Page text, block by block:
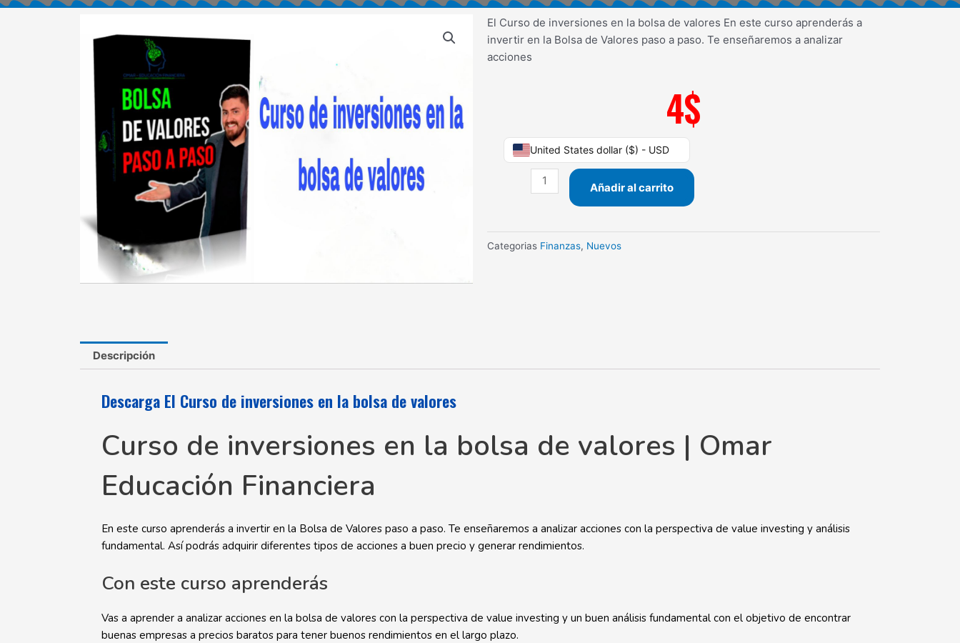
El Curso de inversiones en la bolsa de valores En este curso aprenderás a
invertir en la Bolsa de Valores paso a paso. Te enseñaremos a analizar
acciones
4$
United States dollar ($) - USD
Curso
de
inversiones
bolsa
de
Añadir al carrito
Categorias Finanzas, Nuevos
Descripción
Descarga El Curso de inversiones en la bolsa de valores
Curso de inversiones en la bolsa de valores | Omar
Educación Financiera
En este curso aprenderás a invertir en la Bolsa de Valores paso a paso. Te enseñaremos a analizar acciones con la perspectiva de value investing y análisis
fundamental. Así podrás adquirir diferentes tipos de acciones a buen precio y generar rendimientos.
Con este curso aprenderás
Vas a aprender a analizar acciones en la bolsa de valores con la perspectiva de value investing y un buen análisis fundamental con el objetivo de encontrar
buenas empresas a precios baratos para tener buenos rendimientos en el largo plazo.